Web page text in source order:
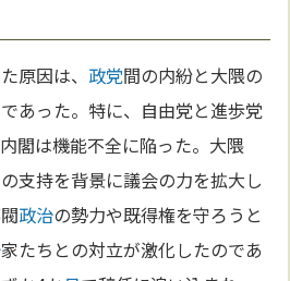
原因は、 政党間の内紛と大隈の
あった。特に、自由党と進歩党
閣は機能不全に陥った。大隈
支持を背景に議会の力を拡大し
政治の勢力や既得権を守ろうと
家たちとの対立が激化したのであ